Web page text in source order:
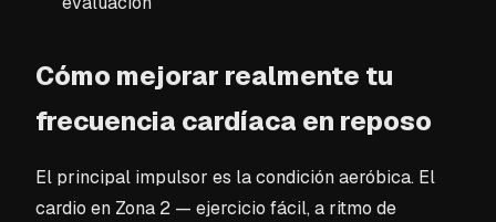
Cómo mejorar realmente tu
frecuencia cardíaca en reposo
El principal impulsor es la condición aeróbica. El
cardio en Zona 2 — ejercicio fácil, a ritmo de